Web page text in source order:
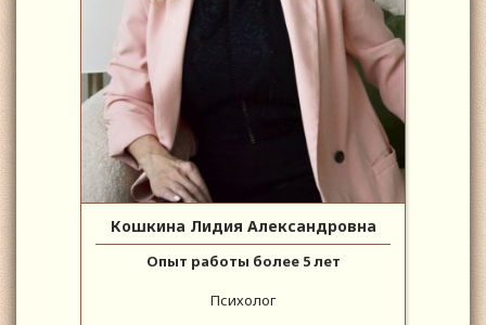
Кошкина Лидия Александровна
Опыт работы более 5 лет
Психолог